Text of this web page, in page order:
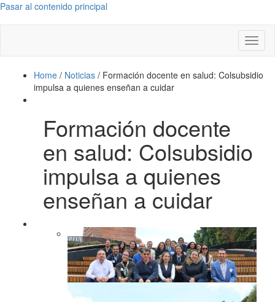
Pasar al contenido principal
Home / Noticias / Formación docente en salud: Colsubsidio
impulsa a quienes enseñan a cuidar
Formación docente
en salud: Colsubsidio
impulsa a quienes
enseñan a cuidar